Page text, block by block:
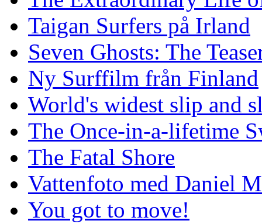
Taigan Surfers på Irland
Seven Ghosts: The
Ny Surffilm från Finland
World's widest slip and
The Once-in-a-lifetime
The Fatal Shore
Vattenfoto med Daniel
You got to move!